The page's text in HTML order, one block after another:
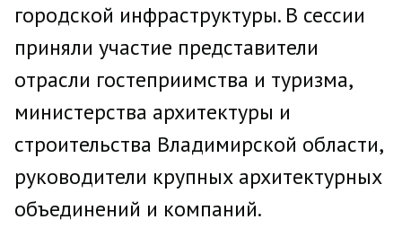
городской инфраструктуры. В сессии
приняли участие представители
отрасли гостеприимства и туризма,
министерства архитектуры и
строительства Владимирской области,
руководители крупных архитектурных
объединений и компаний.